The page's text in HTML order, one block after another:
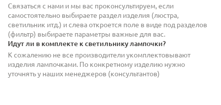
Связаться с нами и мы вас проконсультируем, если
самостоятельно выбираете раздел изделия (люстра,
светильник итд.) и слева откроется поле в виде под разделов
(фильтр) выбираете параметры важные для вас.
Идут ли в комплекте к светильнику лампочки?
К сожалению не все производители укомплектовывают
изделия лампочками. По конкретному изделию нужно
уточнять у наших менеджеров (консультантов)